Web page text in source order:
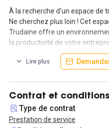
À la recherche d'un espace de
Ne cherchez plus loin ! Cet
Trudaine offre un
la productivité de votre
Au sein du 9ᵉ arrondissement
de travail, en plus de
trouverez un espace d'accueil
calme, offrant la possibilité de
environnements en dehors de
Lire plus
Contrat et
Type de contrat
Prestation de service